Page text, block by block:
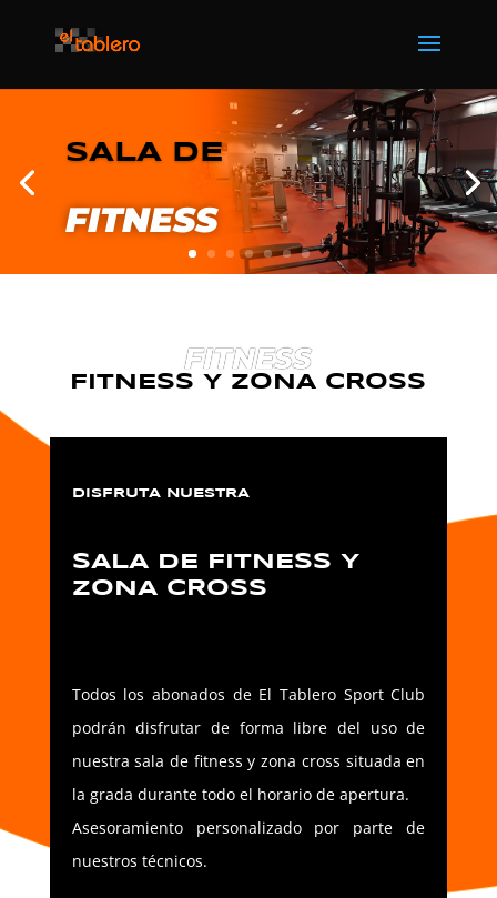
SALA DE
FITNESS
FITNESS
FITNESS Y ZONA CROSS
DISFRUTA NUESTRA
SALA DE FITNESS Y
ZONA CROSS
Todos los abonados de El Tablero Sport Club
podrán disfrutar de forma libre del uso de
nuestra sala de fitness y zona cross situada en
la grada durante todo el horario de apertura.
Asesoramiento personalizado por parte de
nuestros técnicos.